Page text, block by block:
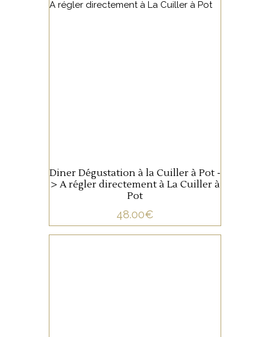
Diner Dégustation à la Cuiller à Pot -
> A régler directement à La Cuiller à
Pot
48.00€